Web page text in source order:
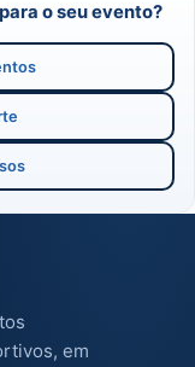
o seu evento?
em